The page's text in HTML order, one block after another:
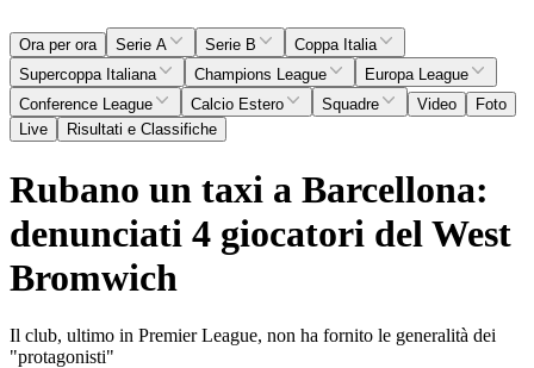
Ora per ora Serie A Serie B
Coppa Italia
Supercoppa Italiana
Champions League
Europa League
Conference League
Calcio Estero Squadre Video
Foto
Live
Risultati e Classifiche
Rubano un taxi a Barcellona:
denunciati 4 giocatori del West
Bromwich
Il club, ultimo in Premier League, non ha fornito le generalità dei
"protagonisti"